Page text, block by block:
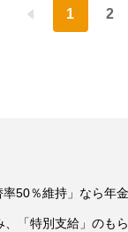
1 2
50％維持」なら年
、「特別支給」のも